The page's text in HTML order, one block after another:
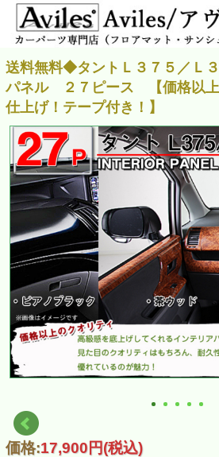
送料無料◆タントＬ３７５／Ｌ
パネル ２７ピース 【価格以上
仕上げ！テープ付き！】
価格:17,900円(税込)